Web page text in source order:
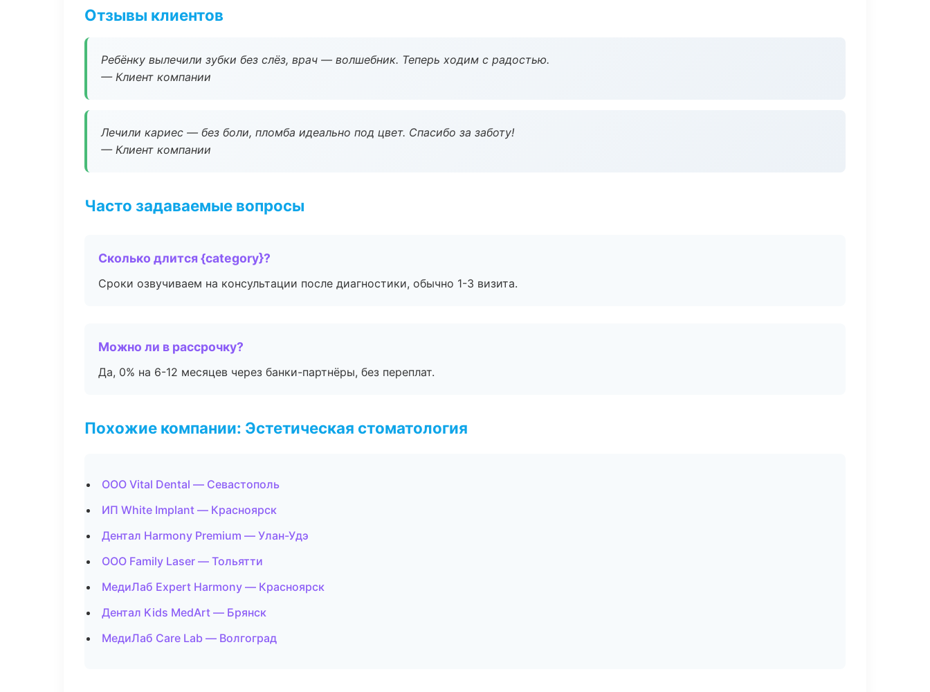
Отзывы клиентов
Ребёнку вылечили зубки без слёз, врач — волшебник. Теперь ходим с радостью.
— Клиент компании
Лечили кариес — без боли, пломба идеально под цвет. Спасибо за заботу!
— Клиент компании
Часто задаваемые вопросы
Сколько длится {category}?
Сроки озвучиваем на консультации после диагностики, обычно 1-3 визита.
Можно ли в рассрочку?
Да, 0% на 6-12 месяцев через банки-партнёры, без переплат.
Похожие компании: Эстетическая стоматология
ООО Vital Dental — Севастополь
ИП White Implant — Красноярск
Дентал Harmony Premium — Улан-Удэ
ООО Family Laser — Тольятти
МедиЛаб Expert Harmony — Красноярск
Дентал Kids MedArt — Брянск
МедиЛаб Care Lab — Волгоград